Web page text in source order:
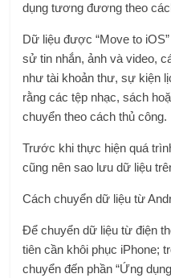
dụng tương đương theo
Dữ liệu được “Move to
sử tin nhắn, ảnh và video,
như tài khoản thư, sự kiện
rằng các tệp nhạc, sách
chuyển theo cách thủ công.
Trước khi thực hiện quá
cũng nên sao lưu dữ liệu
Cách chuyển dữ liệu từ
Để chuyển dữ liệu từđiện
tiên cần khôi phục iPhone;
chuyển đến phần “Ứng